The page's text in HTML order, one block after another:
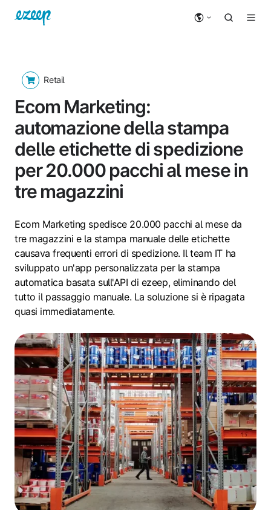
Retail
Ecom Marketing:
automazione della stampa
delle etichette di spedizione
per 20.000 pacchi al mese in
tre magazzini
Ecom Marketing spedisce 20.000 pacchi al mese da
tre magazzini e la stampa manuale delle etichette
causava frequenti errori di spedizione. Il team IT ha
sviluppato un'app personalizzata per la stampa
automatica basata sull'API di ezeep, eliminando del
tutto il passaggio manuale. La soluzione si è ripagata
quasi immediatamente.